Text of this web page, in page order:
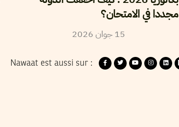
مجددا في الامتحان؟
15جوان 2026
Nawaat est aussi sur :